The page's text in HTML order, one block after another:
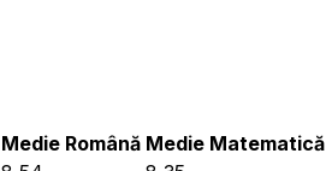
Medie Română Medie Matematică